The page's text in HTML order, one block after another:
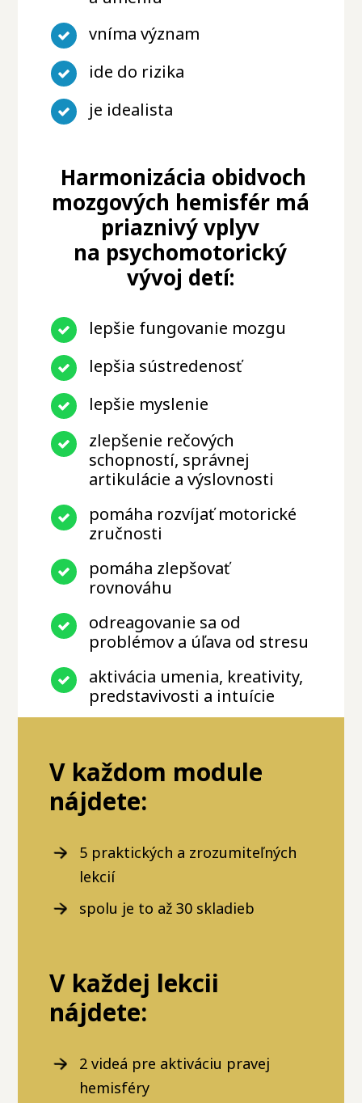
vníma význam
ide do rizika
je idealista
Harmonizácia obidvoch
mozgových hemisfér má
priaznivý vplyv
na psychomotorický
vývoj detí:
lepšie fungovanie mozgu
lepšia sústredenosť
lepšie myslenie
zlepšenie rečových
schopností, správnej
artikulácie a výslovnosti
pomáha rozvíjať motorické
zručnosti
pomáha zlepšovať
rovnováhu
odreagovanie sa od
problémov a úľava od stresu
aktivácia umenia, kreativity,
predstavivosti a intuície
V každom module
nájdete:
5 praktických a zrozumiteľných
lekcií
spolu je to až 30 skladieb
V každej lekcii
nájdete:
2 videá pre aktiváciu pravej
hemisféry